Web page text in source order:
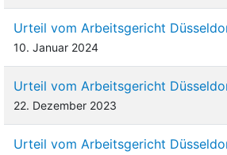
Urteil vom Arbeitsgericht
10. Januar 2024
Urteil vom Arbeitsgericht
22. Dezember 2023
Urteil vom Arbeitsgericht